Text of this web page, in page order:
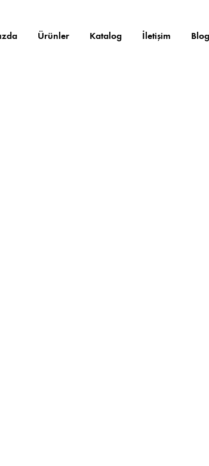
Ürünler Katalog İletişim Blog